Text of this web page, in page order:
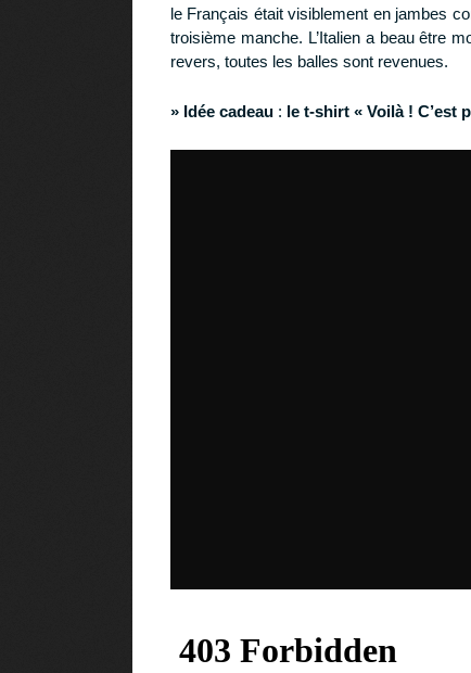
le Français était visiblement en jambes
troisième manche. L’Italien a beau être
revers, toutes les balles sont revenues.
» Idée cadeau : le t-shirt « Voilà ! C’est